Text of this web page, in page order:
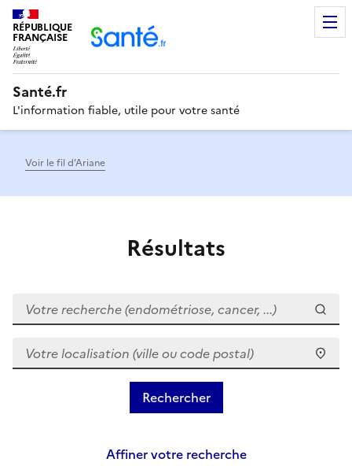
RÉPUBLIQUE
FRANÇAISE
Santé.fr
L'information fiable, utile pour votre santé
Voir le fil d’Ariane
Résultats
Votre recherche (endométriose, cancer, ...)
Votre localisation (ville ou code postal)
Affiner votre recherche